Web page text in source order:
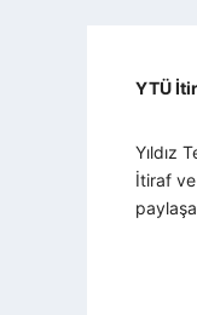
YTÜ
Yıldız
İtiraf ve